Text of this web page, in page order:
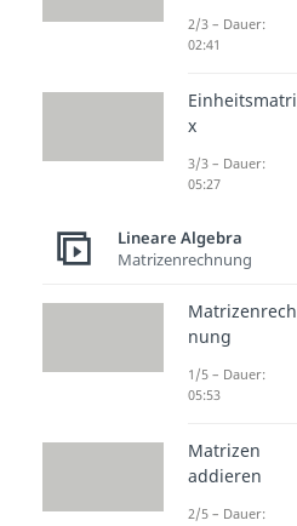
2/3 – Dauer:
02:41
Einheitsmatri
x
3/3 – Dauer:
05:27
Lineare Algebra
Matrizenrechnung
Matrizenrech
nung
1/5 – Dauer:
05:53
Matrizen
addieren
2/5 – Dauer: